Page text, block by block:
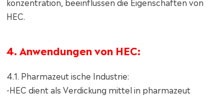
HEC.
4. Anwendungen von HEC:
4.1. Pharmazeut ische Industrie:
-HEC dient als Verdickung mittel in pharmazeut